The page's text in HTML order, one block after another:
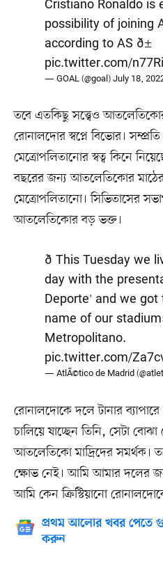
Cristiano Ronaldo is
possibility of joining
according to AS ð±
pic.twitter.com/
— GOAL (@goal)July 18,
তবে এতকিছু সত্ত্বেও
রোনালদোর স্বপ্নে বিভোর।
মেত্রোপলিতানোর স্বত্ব কিনে
বছরের জন্য আতলেতিকোর মাঠের
মেত্রোপলিতানো। সিভিতাসের
আতলেতিকোর বড় ভক্ত।
ð This Tuesday
day with the
Deporte' and we
name of our
Metropolitano.
pic.twitter.com/
— AtlÃ©tico de Madrid
রোনালদোকে দলে টানার ব্যাপারে
চালিয়ে যাচ্ছেন তিনি, সেটা
আতলেতিকো মাদ্রিদের সমর্থক।
ক্ষোভ নেই। আমি আমার দলের
আমি কেন ক্রিস্টিয়ানো
প্রথম আলোর খবর পেতে
করুন